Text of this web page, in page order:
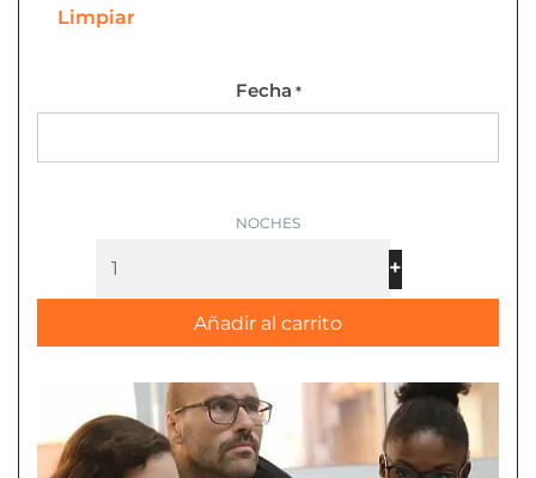
Limpiar
Fecha *
+
Añadir al carrito